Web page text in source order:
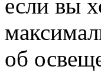
если вы
об